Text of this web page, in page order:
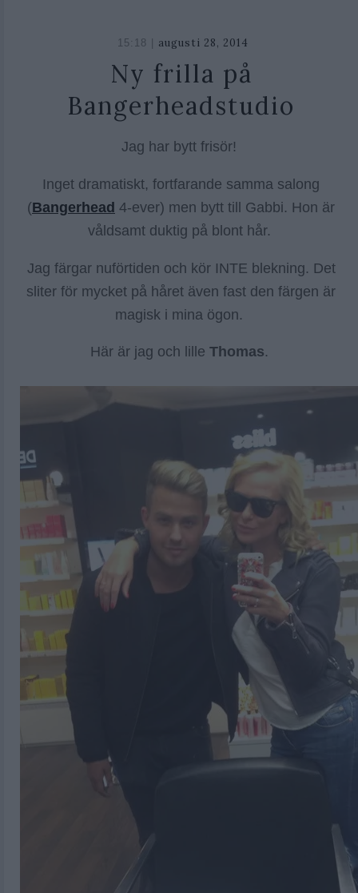
15:18 | augusti 28, 2014
2018
Ny frilla på
Bangerheadstudio
Jag har bytt frisör!
Inget dramatiskt, fortfarande samma salong
(Bangerhead 4-ever) men bytt till Gabbi. Hon är
våldsamt duktig på blont hår.
Jag färgar nuförtiden och kör INTE blekning. Det
sliter för mycket på håret även fast den färgen är
magisk i mina ögon.
Här är jag och lille Thomas.